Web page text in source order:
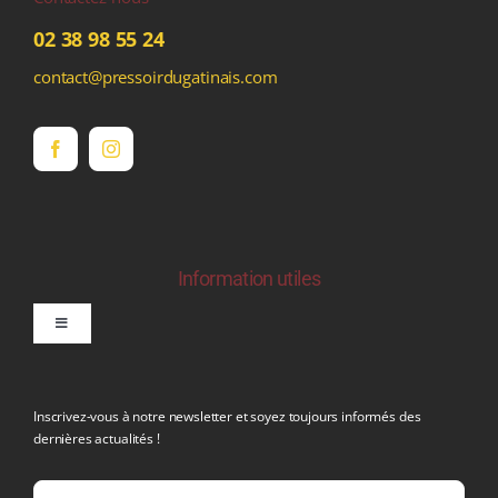
02 38 98 55 24
contact@pressoirdugatinais.com
Information utiles
Toggle
Inscrivez-vous à notre newsletter et soyez toujours informés des
dernières actualités !